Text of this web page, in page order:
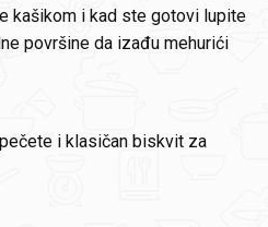
kašikom i kad ste gotovi lupite
površine da izađu mehurići
i klasičan biskvit za